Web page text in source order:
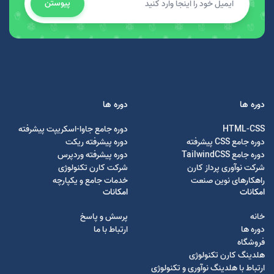
پیوستن
دوره ها
HTML-CSS
دوره جامع CSS پیشرفته
دوره جامع TailwindCSS
شرکت نوآوری پرداز کارن
راهکارهای نوین صنعت
دوره ها
دوره جامع جاوا-اسکریپت پیشرفته
دوره پیشرفته ریکت
دوره پیشرفته وردپرس
شرکت کارن تکنولوژی
خدمات جامع و یکپارچه
امکانات
خانه
دوره ها
فروشگاه
هلدینگ کارن تکنولوژی
ارتباط با هلدینگ نوآوری و تکنولوژی
امکانات
پرسش و پاسخ
ارتباط با ما